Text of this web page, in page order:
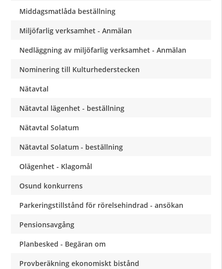
Middagsmatlåda beställning
Miljöfarlig verksamhet - Anmälan
Nedläggning av miljöfarlig verksamhet - Anmälan
Nominering till Kulturhederstecken
Nätavtal
Nätavtal lägenhet - beställning
Nätavtal Solatum
Nätavtal Solatum - beställning
Olägenhet - Klagomål
Osund konkurrens
Parkeringstillstånd för rörelsehindrad - ansökan
Pensionsavgång
Planbesked - Begäran om
Provberäkning ekonomiskt bistånd